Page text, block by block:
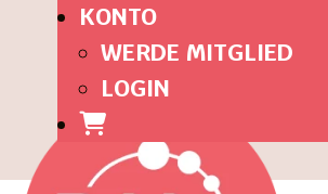
KONTO
WERDE MITGLIED
LOGIN